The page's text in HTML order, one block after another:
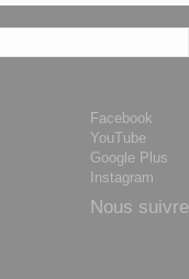
Facebook
YouTube
Google Plus
Instagram
Nous suivre